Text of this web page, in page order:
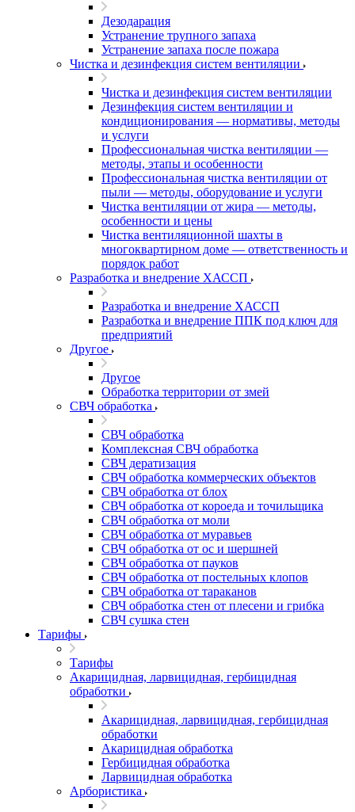
Дезодарация
Устранение трупного запаха
Устранение запаха после пожара
Чистка и дезинфекция систем вентиляции
Чистка и дезинфекция систем вентиляции
Дезинфекция систем вентиляции и
кондиционирования — нормативы, методы
и услуги
Профессиональная чистка вентиляции —
методы, этапы и особенности
Профессиональная чистка вентиляции от
пыли — методы, оборудование и услуги
Чистка вентиляции от жира — методы,
особенности и цены
Чистка вентиляционной шахты в
многоквартирном доме — ответственность и
порядок работ
Разработка и внедрение ХАССП
Разработка и внедрение ХАССП
Разработка и внедрение ППК под ключ для
предприятий
Другое
Другое
Обработка территории от змей
СВЧ обработка
СВЧ обработка
Комплексная СВЧ обработка
СВЧ дератизация
СВЧ обработка коммерческих объектов
СВЧ обработка от блох
СВЧ обработка от короеда и точильщика
СВЧ обработка от моли
СВЧ обработка от муравьев
СВЧ обработка от ос и шершней
СВЧ обработка от пауков
СВЧ обработка от постельных клопов
СВЧ обработка от тараканов
СВЧ обработка стен от плесени и грибка
СВЧ сушка стен
Тарифы
Тарифы
Акарицидная, ларвицидная, гербицидная
обработки
Акарицидная, ларвицидная, гербицидная
обработки
Акарицидная обработка
Гербицидная обработка
Ларвицидная обработка
Арбористика